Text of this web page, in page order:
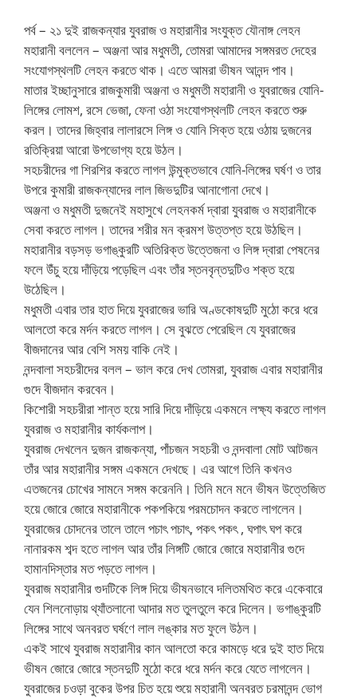
পর্ব – ২১ দুই রাজকন্যার যুবরাজ ও মহারানীর সংযুক্ত যৌনাঙ্গ লেহন
মহারানী বললেন – অঞ্জনা আর মধুমতী, তোমরা আমাদের সঙ্গমরত দেহের
সংযোগস্থলটি লেহন করতে থাক। এতে আমরা ভীষন আনন্দ পাব।
মাতার ইচ্ছানুসারে রাজকুমারী অঞ্জনা ও মধুমতী মহারানী ও যুবরাজের যোনি-
লিঙ্গের লোমশ, রসে ভেজা, ফেনা ওঠা সংযোগস্থলটি লেহন করতে শুরু
করল। তাদের জিহ্বার লালারসে লিঙ্গ ও যোনি সিক্ত হয়ে ওঠায় দুজনের
রতিক্রিয়া আরো উপভোগ্য হয়ে উঠল।
সহচরীদের গা শিরশির করতে লাগল উন্মুক্তভাবে যোনি-লিঙ্গের ঘর্ষণ ও তার
উপরে কুমারী রাজকন্যাদের লাল জিভদুটির আনাগোনা দেখে।
অঞ্জনা ও মধুমতী দুজনেই মহাসুখে লেহনকর্ম দ্বারা যুবরাজ ও মহারানীকে
সেবা করতে লাগল। তাদের শরীর মন ক্রমশ উত্তপ্ত হয়ে উঠছিল।
মহারানীর বড়সড় ভগাঙ্কুরটি অতিরিক্ত উত্তেজনা ও লিঙ্গ দ্বারা পেষনের
ফলে উঁচু হয়ে দাঁড়িয়ে পড়েছিল এবং তাঁর স্তনবৃন্তদুটিও শক্ত হয়ে
উঠেছিল।
মধুমতী এবার তার হাত দিয়ে যুবরাজের ভারি অণ্ডকোষদুটি মুঠো করে ধরে
আলতো করে মর্দন করতে লাগল। সে বুঝতে পেরেছিল যে যুবরাজের
বীজদানের আর বেশি সময় বাকি নেই।
নন্দবালা সহচরীদের বলল – ভাল করে দেখ তোমরা, যুবরাজ এবার মহারানীর
গুদে বীজদান করবেন।
কিশোরী সহচরীরা শান্ত হয়ে সারি দিয়ে দাঁড়িয়ে একমনে লক্ষ্য করতে লাগল
যুবরাজ ও মহারানীর কার্যকলাপ।
যুবরাজ দেখলেন দুজন রাজকন্যা, পাঁচজন সহচরী ও নন্দবালা মোট আটজন
তাঁর আর মহারানীর সঙ্গম একমনে দেখছে। এর আগে তিনি কখনও
এতজনের চোখের সামনে সঙ্গম করেননি। তিনি মনে মনে ভীষন উত্তেজিত
হয়ে জোরে জোরে মহারানীকে পকপকিয়ে পরমচোদন করতে লাগলেন।
যুবরাজের চোদনের তালে তালে পচাৎ পচাৎ, পকৎ পকৎ , ঘপাৎ ঘপ করে
নানারকম শব্দ হতে লাগল আর তাঁর লিঙ্গটি জোরে জোরে মহারানীর গুদে
হামানদিস্তার মত পড়তে লাগল।
যুবরাজ মহারানীর গুদটিকে লিঙ্গ দিয়ে ভীষনভাবে দলিতমথিত করে একেবারে
যেন শিলনোড়ায় থ্যাঁতলানো আদার মত তুলতুলে করে দিলেন। ভগাঙ্কুরটি
লিঙ্গের সাথে অনবরত ঘর্ষণে লাল লঙ্কার মত ফুলে উঠল।
একই সাথে যুবরাজ মহারানীর কান আলতো করে কামড়ে ধরে দুই হাত দিয়ে
ভীষন জোরে জোরে স্তনদুটি মুঠো করে ধরে মর্দন করে যেতে লাগলেন।
যুবরাজের চওড়া বুকের উপর চিত হয়ে শুয়ে মহারানী অনবরত চরমানন্দ ভোগ